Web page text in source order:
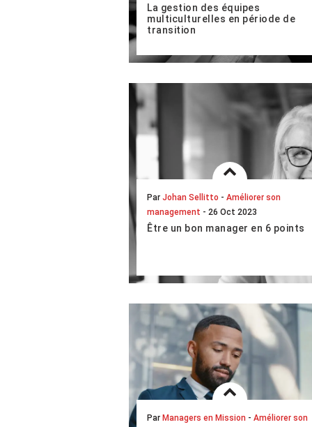
La gestion des équipes
multiculturelles en période de
transition
sociétés, nos entreprises
des salariés aux cultures, langues,
LIRE L'ARTICLE COMPLET
ParJohan Sellitto -Améliorer son
management - 26 Oct 2023
Être un bon manager en 6 points
certaines vertus semblent toutefois
animent, pi...
LIRE L'ARTICLE COMPLET
Par Managers en Mission -Améliorer son